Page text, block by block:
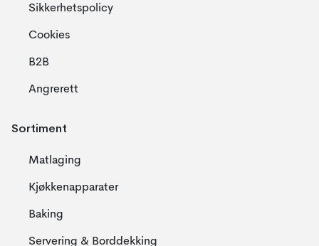
Sikkerhetspolicy
Cookies
B2B
Angrerett
Sortiment
Matlaging
Kjøkkenapparater
Baking
Servering & Borddekking